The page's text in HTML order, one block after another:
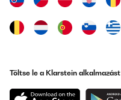
Töltse le a Klarstein alkalmazást